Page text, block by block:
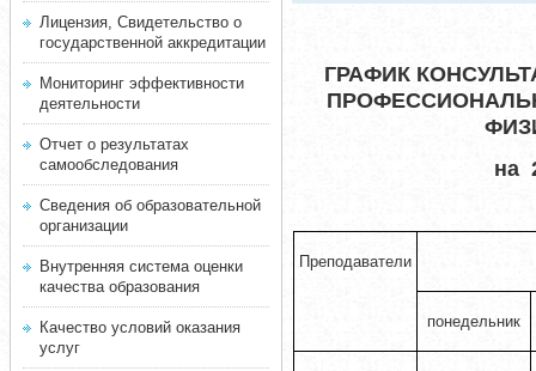
Лицензия, Свидетельство о
государственной аккредитации
Мониторинг эффективности
деятельности
Отчет о результатах
самообследования
Сведения об образовательной
организации
Внутренняя система оценки
качества образования
Качество условий оказания
услуг
ГРАФИК
на
Преподаватели
понедельник